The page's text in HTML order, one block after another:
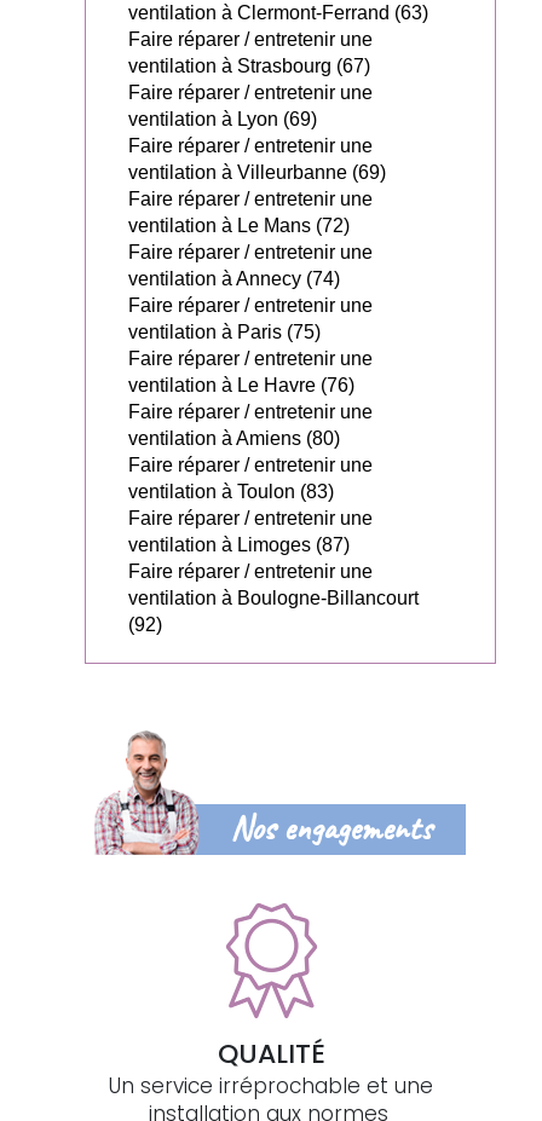
ventilation à Clermont-Ferrand (63)
Faire réparer / entretenir une
ventilation à Strasbourg (67)
Faire réparer / entretenir une
ventilation à Lyon (69)
Faire réparer / entretenir une
ventilation à Villeurbanne (69)
Faire réparer / entretenir une
ventilation à Le Mans (72)
Faire réparer / entretenir une
ventilation à Annecy (74)
Faire réparer / entretenir une
ventilation à Paris (75)
Faire réparer / entretenir une
ventilation à Le Havre (76)
Faire réparer / entretenir une
ventilation à Amiens (80)
Faire réparer / entretenir une
ventilation à Toulon (83)
Faire réparer / entretenir une
ventilation à Limoges (87)
Faire réparer / entretenir une
ventilation à Boulogne-Billancourt
(92)
Nos engagements
QUALITÉ
Un service irréprochable et une
installation aux normes